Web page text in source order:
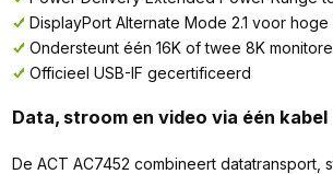
DisplayPort Alternate Mode 2.1 voor hoge
Ondersteunt één 16K of twee 8K
Officieel USB-IF gecertificeerd
Data, stroom en video via één kabel
De ACT AC7452 combineert datatransport,